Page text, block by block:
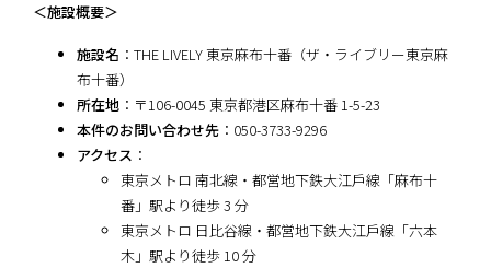
＜施設概要＞
施設名 ：THE LIVELY 東京麻布十番（ザ・ライブリー東京麻
布十番）
所在地 ：〒106-0045 東京都港区麻布十番 1-5-23
本件のお問い合わせ先 ：050-3733-9296
アクセス ：
東京メトロ 南北線・都営地下鉄大江戶線「麻布十
番」駅より徒歩 3 分
東京メトロ 日比谷線・都営地下鉄大江戶線「六本
木」駅より徒歩 10 分